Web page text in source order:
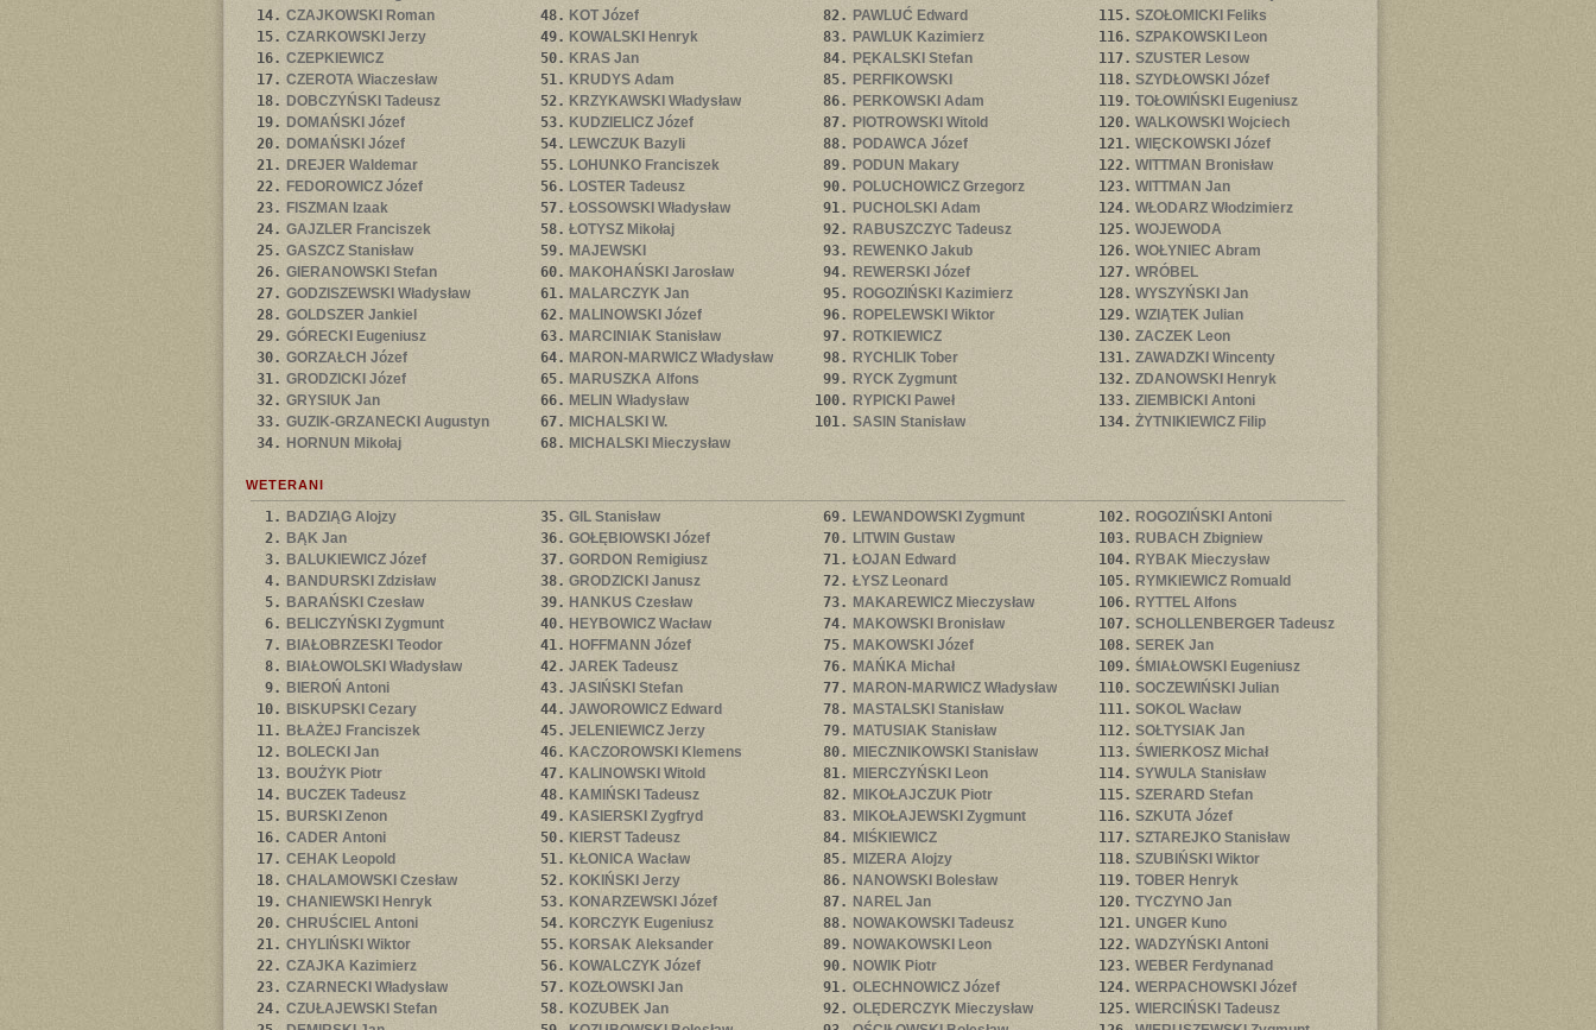
14. CZAJKOWSKI Roman
15. CZARKOWSKI Jerzy
16. CZEPKIEWICZ
17. CZEROTA Wiaczesław
18. DOBCZYŃSKI Tadeusz
19. DOMAŃSKI Józef
20. DOMAŃSKI Józef
21. DREJER Waldemar
22. FEDOROWICZ Józef
23. FISZMAN Izaak
24. GAJZLER Franciszek
25. GASZCZ Stanisław
26. GIERANOWSKI Stefan
27. GODZISZEWSKI Władysław
28. GOLDSZER Jankiel
29. GÓRECKI Eugeniusz
30. GORZAŁCH Józef
31. GRODZICKI Józef
32. GRYSIUK Jan
33. GUZIK-GRZANECKI Augustyn
34. HORNUN Mikołaj
48. KOT Józef
49. KOWALSKI Henryk
50. KRAS Jan
51. KRUDYS Adam
52. KRZYKAWSKI Władysław
53. KUDZIELICZ Józef
54. LEWCZUK Bazyli
55. LOHUNKO Franciszek
56. LOSTER Tadeusz
57. ŁOSSOWSKI Władysław
58. ŁOTYSZ Mikołaj
59. MAJEWSKI
60. MAKOHAŃSKI Jarosław
61. MALARCZYK Jan
62. MALINOWSKI Józef
63. MARCINIAK Stanisław
64. MARON-MARWICZ Władysław
65. MARUSZKA Alfons
66. MELIN Władysław
67. MICHALSKI W.
68. MICHALSKI Mieczysław
82. PAWLUĆ Edward
83. PAWLUK Kazimierz
84. PĘKALSKI Stefan
85. PERFIKOWSKI
86. PERKOWSKI Adam
87. PIOTROWSKI Witold
88. PODAWCA Józef
89. PODUN Makary
90. POLUCHOWICZ Grzegorz
91. PUCHOLSKI Adam
92. RABUSZCZYC Tadeusz
93. REWENKO Jakub
94. REWERSKI Józef
95. ROGOZIŃSKI Kazimierz
96. ROPELEWSKI Wiktor
97. ROTKIEWICZ
98. RYCHLIK Tober
99. RYCK Zygmunt
100. RYPICKI Paweł
101. SASIN Stanisław
115. SZOŁOMICKI Feliks
116. SZPAKOWSKI Leon
117. SZUSTER Lesow
118. SZYDŁOWSKI Józef
119. TOŁOWIŃSKI Eugeniusz
120. WALKOWSKI Wojciech
121. WIĘCKOWSKI Józef
122. WITTMAN Bronisław
123. WITTMAN Jan
124. WŁODARZ Włodzimierz
125. WOJEWODA
126. WOŁYNIEC Abram
127. WRÓBEL
128. WYSZYŃSKI Jan
129. WZIĄTEK Julian
130. ZACZEK Leon
131. ZAWADZKI Wincenty
132. ZDANOWSKI Henryk
133. ZIEMBICKI Antoni
134. ŻYTNIKIEWICZ Filip
WETERANI
1. BADZIĄG Alojzy
2. BĄK Jan
3. BALUKIEWICZ Józef
4. BANDURSKI Zdzisław
5. BARAŃSKI Czesław
6. BELICZYŃSKI Zygmunt
7. BIAŁOBRZESKI Teodor
8. BIAŁOWOLSKI Władysław
9. BIEROŃ Antoni
10. BISKUPSKI Cezary
11. BŁAŻEJ Franciszek
12. BOLECKI Jan
13. BOUŻYK Piotr
14. BUCZEK Tadeusz
15. BURSKI Zenon
16. CADER Antoni
17. CEHAK Leopold
18. CHALAMOWSKI Czesław
19. CHANIEWSKI Henryk
20. CHRUŚCIEL Antoni
21. CHYLIŃSKI Wiktor
22. CZAJKA Kazimierz
23. CZARNECKI Władysław
24. CZUŁAJEWSKI Stefan
35. GIL Stanisław
36. GOŁĘBIOWSKI Józef
37. GORDON Remigiusz
38. GRODZICKI Janusz
39. HANKUS Czesław
40. HEYBOWICZ Wacław
41. HOFFMANN Józef
42. JAREK Tadeusz
43. JASIŃSKI Stefan
44. JAWOROWICZ Edward
45. JELENIEWICZ Jerzy
46. KACZOROWSKI Klemens
47. KALINOWSKI Witold
48. KAMIŃSKI Tadeusz
49. KASIERSKI Zygfryd
50. KIERST Tadeusz
51. KŁONICA Wacław
52. KOKIŃSKI Jerzy
53. KONARZEWSKI Józef
54. KORCZYK Eugeniusz
55. KORSAK Aleksander
56. KOWALCZYK Józef
57. KOZŁOWSKI Jan
58. KOZUBEK Jan
69. LEWANDOWSKI Zygmunt
70. LITWIN Gustaw
71. ŁOJAN Edward
72. ŁYSZ Leonard
73. MAKAREWICZ Mieczysław
74. MAKOWSKI Bronisław
75. MAKOWSKI Józef
76. MAŃKA Michał
77. MARON-MARWICZ Władysław
78. MASTALSKI Stanisław
79. MATUSIAK Stanisław
80. MIECZNIKOWSKI Stanisław
81. MIERCZYŃSKI Leon
82. MIKOŁAJCZUK Piotr
83. MIKOŁAJEWSKI Zygmunt
84. MIŚKIEWICZ
85. MIZERA Alojzy
86. NANOWSKI Bolesław
87. NAREL Jan
88. NOWAKOWSKI Tadeusz
89. NOWAKOWSKI Leon
90. NOWIK Piotr
91. OLECHNOWICZ Józef
92. OLĘDERCZYK Mieczysław
102. ROGOZIŃSKI Antoni
103. RUBACH Zbigniew
104. RYBAK Mieczysław
105. RYMKIEWICZ Romuald
106. RYTTEL Alfons
107. SCHOLLENBERGER Tadeusz
108. SEREK Jan
109. ŚMIAŁOWSKI Eugeniusz
110. SOCZEWIŃSKI Julian
111. SOKOL Wacław
112. SOŁTYSIAK Jan
113. ŚWIERKOSZ Michał
114. SYWULA Stanisław
115. SZERARD Stefan
116. SZKUTA Józef
117. SZTAREJKO Stanisław
118. SZUBIŃSKI Wiktor
119. TOBER Henryk
120. TYCZYNO Jan
121. UNGER Kuno
122. WADZYŃSKI Antoni
123. WEBER Ferdynanad
124. WERPACHOWSKI Józef
125. WIERCIŃSKI Tadeusz